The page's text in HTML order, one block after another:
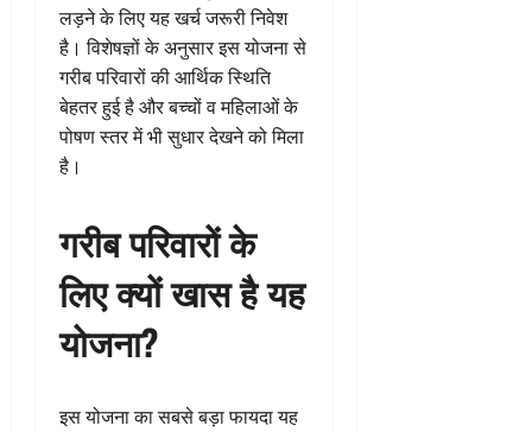
लड़ने के लिए यह खर्च जरूरी निवेश
है। विशेषज्ञों के अनुसार इस योजना से
गरीब परिवारों की आर्थिक स्थिति
बेहतर हुई है और बच्चों व महिलाओं के
पोषण स्तर में भी सुधार देखने को मिला
है।
गरीब परिवारों के
लिए क्यों खास है यह
योजना?
इस योजना का सबसे बड़ा फायदा यह